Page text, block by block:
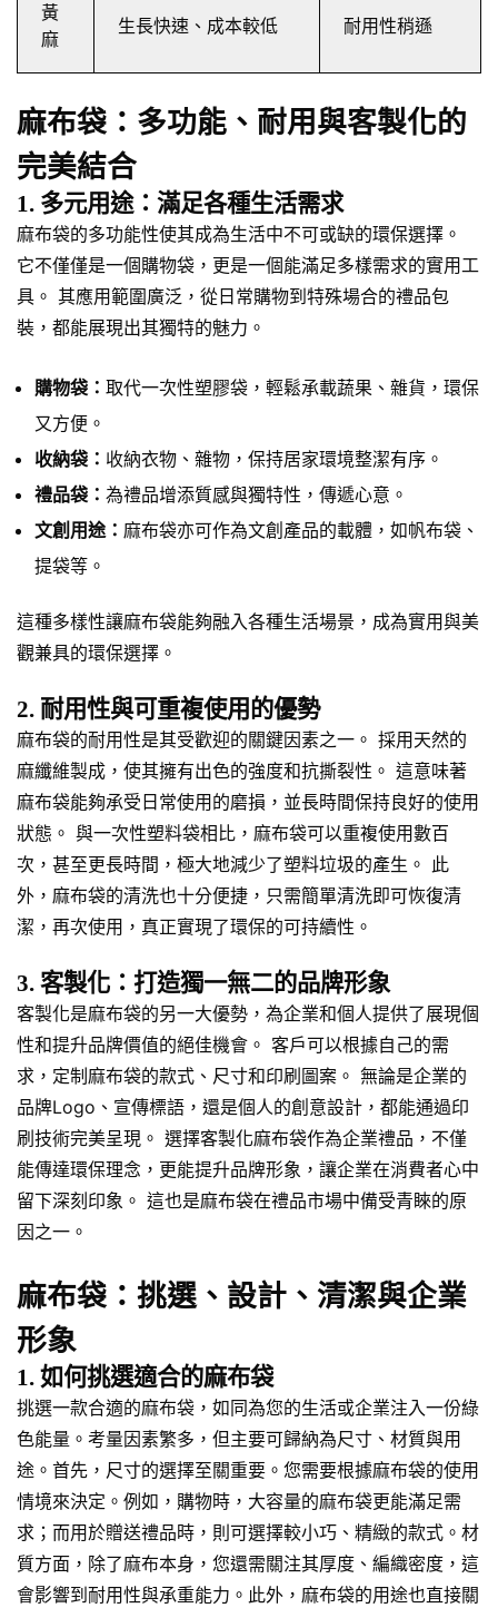
黃
麻
生長快速、成本較低 耐用性稍遜
麻布袋：多功能、耐用與客製化的
完美結合
1. 多元用途：滿足各種生活需求
麻布袋的多功能性使其成為生活中不可或缺的環保選擇。
它不僅僅是一個購物袋，更是一個能滿足多樣需求的實用工
具。 其應用範圍廣泛，從日常購物到特殊場合的禮品包
裝，都能展現出其獨特的魅力。
購物袋： 取代一次性塑膠袋，輕鬆承載蔬果、雜貨，環保
又方便。
收納袋： 收納衣物、雜物，保持居家環境整潔有序。
禮品袋： 為禮品增添質感與獨特性，傳遞心意。
文創用途： 麻布袋亦可作為文創產品的載體，如帆布袋、
提袋等。
這種多樣性讓麻布袋能夠融入各種生活場景，成為實用與美
觀兼具的環保選擇。
2. 耐用性與可重複使用的優勢
麻布袋的耐用性是其受歡迎的關鍵因素之一。 採用天然的
麻纖維製成，使其擁有出色的強度和抗撕裂性。 這意味著
麻布袋能夠承受日常使用的磨損，並長時間保持良好的使用
狀態。 與一次性塑料袋相比，麻布袋可以重複使用數百
次，甚至更長時間，極大地減少了塑料垃圾的產生。 此
外，麻布袋的清洗也十分便捷，只需簡單清洗即可恢復清
潔，再次使用，真正實現了環保的可持續性。
3. 客製化：打造獨一無二的品牌形象
客製化是麻布袋的另一大優勢，為企業和個人提供了展現個
性和提升品牌價值的絕佳機會。 客戶可以根據自己的需
求，定制麻布袋的款式、尺寸和印刷圖案。 無論是企業的
品牌Logo、宣傳標語，還是個人的創意設計，都能通過印
刷技術完美呈現。 選擇客製化麻布袋作為企業禮品，不僅
能傳達環保理念，更能提升品牌形象，讓企業在消費者心中
留下深刻印象。 這也是麻布袋在禮品市場中備受青睞的原
因之一。
麻布袋：挑選、設計、清潔與企業
形象
1. 如何挑選適合的麻布袋
挑選一款合適的麻布袋，如同為您的生活或企業注入一份綠
色能量。考量因素繁多，但主要可歸納為尺寸、材質與用
途。首先，尺寸的選擇至關重要。您需要根據麻布袋的使用
情境來決定。例如，購物時，大容量的麻布袋更能滿足需
求；而用於贈送禮品時，則可選擇較小巧、精緻的款式。材
質方面，除了麻布本身，您還需關注其厚度、編織密度，這
會影響到耐用性與承重能力。此外，麻布袋的用途也直接關